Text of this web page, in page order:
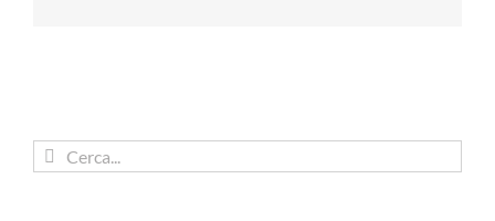
Cerca